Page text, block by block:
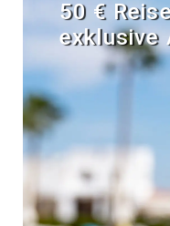
50 €
exklusive